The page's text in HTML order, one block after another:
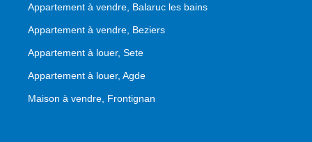
Appartement à vendre, Balaruc les bains
Appartement à vendre, Beziers
Appartement à louer, Sete
Appartement à louer, Agde
Maison à vendre, Frontignan